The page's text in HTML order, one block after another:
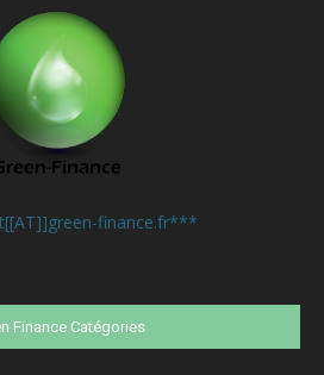
finance.fr***
Finance Catégories